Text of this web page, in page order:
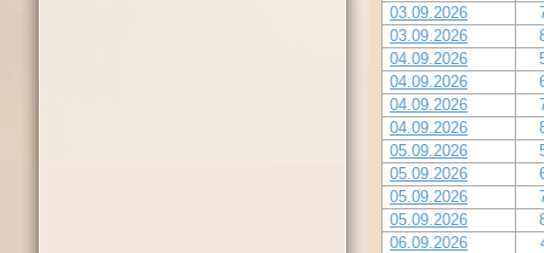
03.09.2026
03.09.2026
04.09.2026
04.09.2026
04.09.2026
04.09.2026
05.09.2026
05.09.2026
05.09.2026
05.09.2026
06.09.2026